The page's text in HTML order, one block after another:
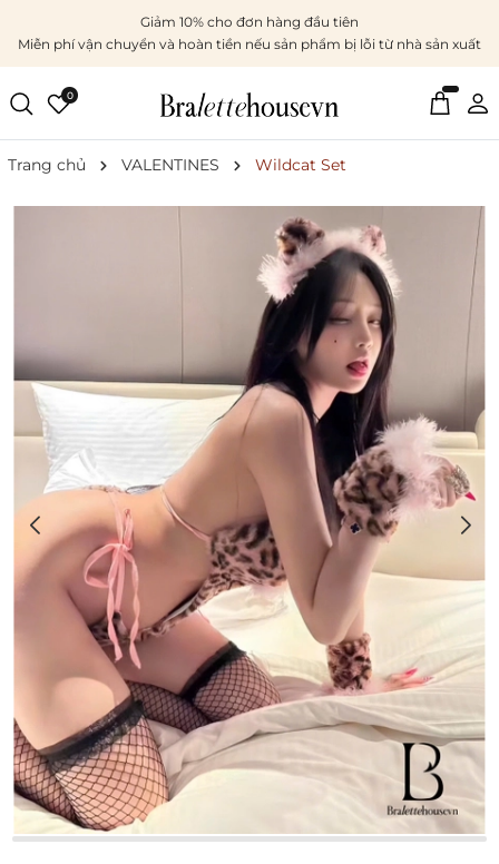
Giảm 10% cho đơn hàng đầu tiên
Miễn phí vận chuyển và hoàn tiền nếu sản phẩm bị lỗi từ nhà sản xuất
0
Trang chủ VALENTINES Wildcat Set